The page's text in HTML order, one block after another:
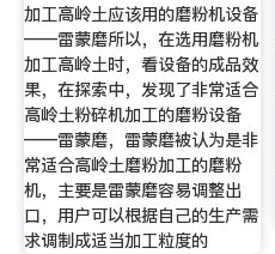
加工高岭土应该用的磨粉机设备
——雷蒙磨所以，在选用磨粉机
加工高岭土时，看设备的成品效
果，在探索中，发现了非常适合
高岭土粉碎机加工的磨粉设备
——雷蒙磨，雷蒙磨被认为是非
常适合高岭土磨粉加工的磨粉
机，主要是雷蒙磨容易调整出
口，用户可以根据自己的生产需
求调制成适当加工粒度的